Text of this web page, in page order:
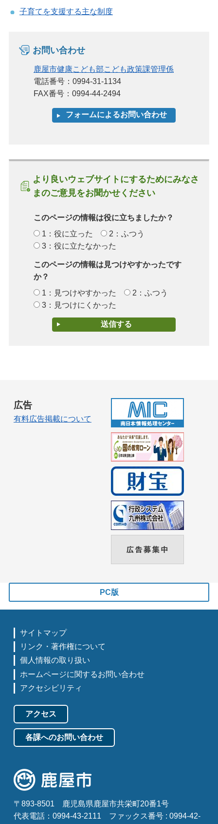
子育てを支援する主な制度
お問い合わせ
鹿屋市健康こども部こども政策課管理係
電話番号：0994-31-1134
FAX番号：0994-44-2494
より良いウェブサイトにするためにみなさ
まのご意見をお聞かせください
このページの情報は役に立ちましたか？
1：役に立った
2：ふつう
3：役に立たなかった
このページの情報は見つけやすかったです
か？
1：見つけやすかった
2：ふつう
3：見つけにくかった
広告
有料広告掲載について
PC版
サイトマップ
リンク・著作権について
個人情報の取り扱い
ホームページに関するお問い合わせ
アクセシビリティ
アクセス
各課へのお問い合わせ
〒893-8501
鹿児島県鹿屋市共栄町20番1号
代表電話：0994-43-2111
ファックス番号 : 0994-42-